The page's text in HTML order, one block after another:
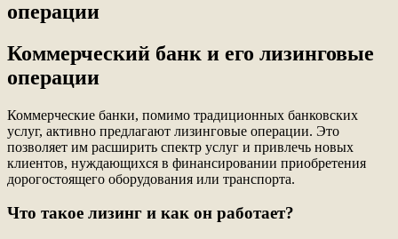
операции
Коммерческий банк и его лизинговые
операции
Коммерческие банки, помимо традиционных банковских
услуг, активно предлагают лизинговые операции. Это
позволяет им расширить спектр услуг и привлечь новых
клиентов, нуждающихся в финансировании приобретения
дорогостоящего оборудования или транспорта.
Что такое лизинг и как он работает?